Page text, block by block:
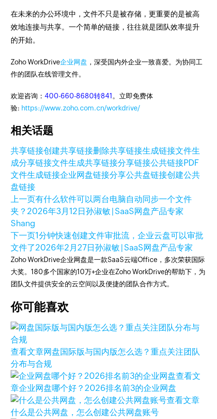
在未来的办公环境中，文件不只是被存储，更重要的是被高
效地连接与共享。一个简单的链接，往往就是团队效率提升
的开始。
Zoho WorkDrive企业网盘 ，深受国内外企业一致喜爱。为协同工
作的团队在线管理文件。
欢迎咨询：400-660-8680转841 。立即免费体
验: https://www.zoho.com.cn/workdrive/
相关话题
共享链接创建共享链接删除共享链接生成链接文件生
成分享链接文件生成共享链接分享链接公共链接PDF
文件生成链接企业网盘链接分享公共盘链接创建公共
盘链接
上一页有什么软件可以两台电脑自动同步一个文件
夹？2026年3月12日孙淑敏 | SaaS网盘产品专家
Shang
下一页1分钟快速创建文件审批流，企业云盘可以审批
文件了2026年2月27日孙淑敏 | SaaS网盘产品专家
Zoho WorkDrive企业网盘是一款SaaS云端Office，多次荣获国际
大奖。180多个国家的10万+企业在Zoho WorkDrive的帮助下，为
团队文件提供安全的云空间以及便捷的团队合作方式。
你可能喜欢
查看文章网盘国际版与国内版怎么选？重点关注团队
分布与合规
查看文
章企业网盘哪个好？2026排名前3的企业网盘
查看文章
什么是公共网盘，怎么创建公共网盘账号